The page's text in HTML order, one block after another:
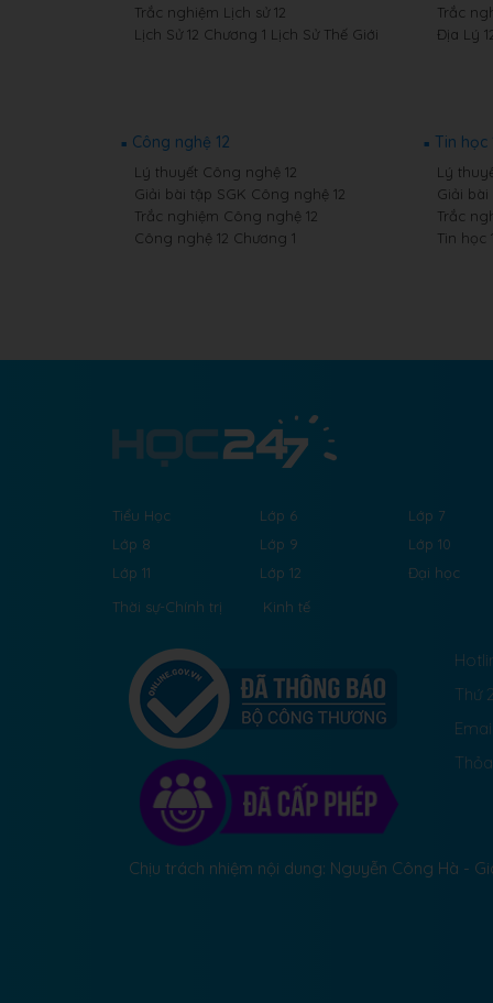
Trắc nghiệm Lịch sử 12
Lịch Sử 12 Chương 1 Lịch Sử Thế Giới
Trắc
Địa Lý
Công nghệ 12
Lý thuyết Công nghệ 12
Giải bài tập SGK Công nghệ 12
Trắc nghiệm Công nghệ 12
Công nghệ 12 Chương 1
Tin học
Lý
Giải bài
Trắc
Tin học
Tiểu Học Lớp 6
Lớp 7
Lớp 8
Lớp 9
Lớp 10
Lớp 11
Lớp 12
Đại học
Thời sự-Chính trị
Kinh tế
Thứ
Chịu trách nhiệm nội dung: Nguyễn Công Hà -